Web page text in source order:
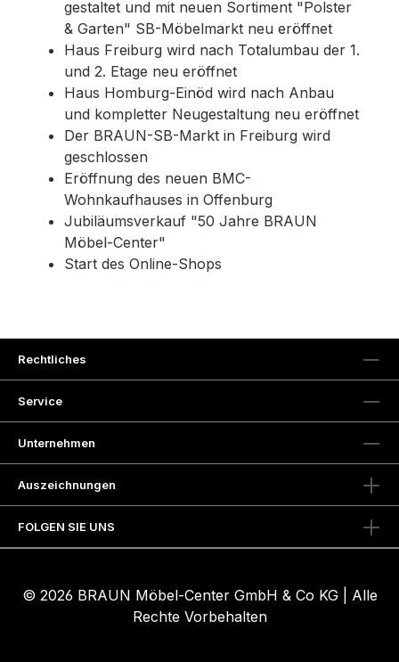
gestaltet und mit neuen Sortiment "Polster
& Garten" SB-Möbelmarkt neu eröffnet
Haus Freiburg wird nach Totalumbau der 1.
und 2. Etage neu eröffnet
Haus Homburg-Einöd wird nach Anbau
und kompletter Neugestaltung neu eröffnet
Der BRAUN-SB-Markt in Freiburg wird
geschlossen
Eröffnung des neuen BMC-
Wohnkaufhauses in Offenburg
Jubiläumsverkauf "50 Jahre BRAUN
Möbel-Center"
Start des Online-Shops
Rechtliches
Service
Unternehmen
Auszeichnungen
FOLGEN SIE UNS
© 2026 BRAUN Möbel-Center GmbH & Co KG | Alle
Rechte Vorbehalten